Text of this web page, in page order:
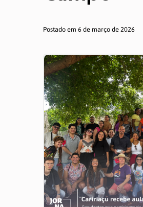
ATUALIZAÇÕES
Informes
MEMÓRIA
Semana de Jornalismo
TCCs
Produções
Postado em 6 de março de 2026